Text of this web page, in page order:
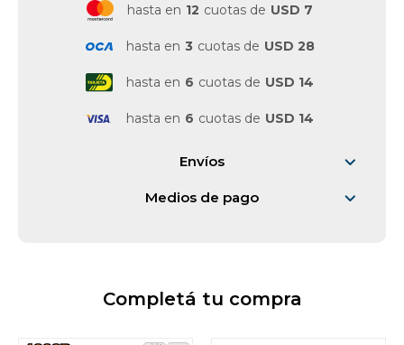
hasta en 12 cuotas de USD 7
hasta en 3 cuotas de USD 28
hasta en 6 cuotas de USD 14
hasta en 6 cuotas de USD 14
Envíos
Medios de pago
Completá tu compra